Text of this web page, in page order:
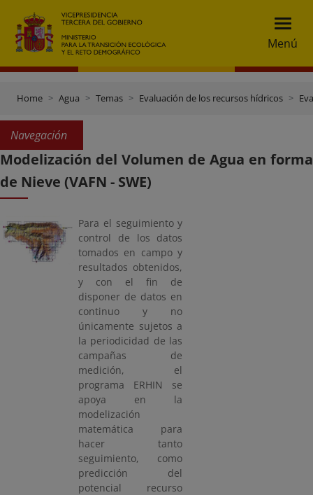
Menú
Home Agua Temas Evaluación de los recursos hídricos
Navegación
Modelización del Volumen de Agua en forma
de Nieve (VAFN - SWE)
Para el seguimiento y
control de los datos
tomados en campo y
resultados obtenidos,
y con el fin de
disponer de datos en
continuo y no
únicamente sujetos a
la periodicidad de las
campañas de
medición, el
programa ERHIN se
apoya en la
modelización
matemática para
hacer tanto
seguimiento, como
predicción del
potencial recurso